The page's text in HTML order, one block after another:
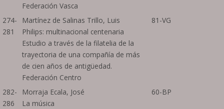
Federación Vasca
274-
281
Martínez de Salinas Trillo, Luis
Philips: multinacional centenaria
Estudio a través de la filatelia de la
trayectoria de una compañía de más
de cien años de antigüedad.
Federación Centro
81-VG
282-
286
Morraja Ecala, José
La música
60-BP